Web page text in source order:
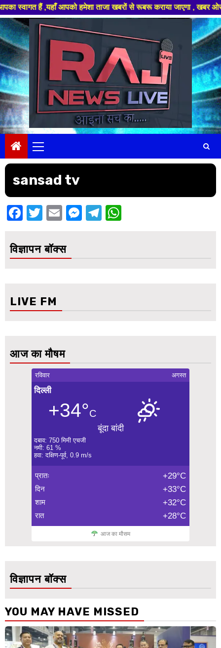
हैं ,यहाँ आपको हमेशा ताजा खबरों से रूबरू कराया जाएगा , खबर ओर
Skip
to
content
Menu
sansad tv
Facebook
Twitter
EmailMessenger
Telegram
विज्ञापन बॉक्स
LIVE FM
आज का मौषम
रविवार अगस्त
दिल्ली
+34°C
बूंदा बांदी
दबाव: 750 मिमी एचजी
नमी: 61 %
हवा: दक्षिण-पूर्व, 0.9 m/s
प्रातः +29°C
दिन +33°C
शाम +32°C
रात +28°C
आज का मौसम
विज्ञापन बॉक्स
YOU MAY HAVE MISSED